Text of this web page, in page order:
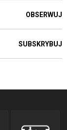
OBSERWUJ
SUBSKRYBUJ